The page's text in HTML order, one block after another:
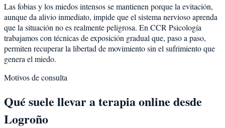
Las fobias y los miedos intensos se mantienen porque la evitación,
aunque da alivio inmediato, impide que el sistema nervioso aprenda
que la situación no es realmente peligrosa. En CCR Psicología
trabajamos con técnicas de exposición gradual que, paso a paso,
permiten recuperar la libertad de movimiento sin el sufrimiento que
genera el miedo.
Motivos de consulta
Qué suele llevar a terapia online desde
Logroño